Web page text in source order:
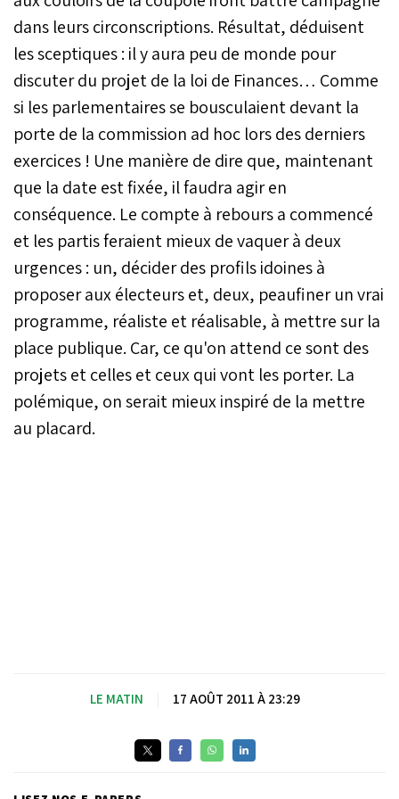
dans leurs circonscriptions. Résultat, déduisent
les sceptiques : il y aura peu de monde pour
discuter du projet de la loi de Finances… Comme
si les parlementaires se bousculaient devant la
porte de la commission ad hoc lors des derniers
exercices ! Une manière de dire que, maintenant
que la date est fixée, il faudra agir en
conséquence. Le compte à rebours a commencé
et les partis feraient mieux de vaquer à deux
urgences : un, décider des profils idoines à
proposer aux électeurs et, deux, peaufiner un vrai
programme, réaliste et réalisable, à mettre sur la
place publique. Car, ce qu'on attend ce sont des
projets et celles et ceux qui vont les porter. La
polémique, on serait mieux inspiré de la mettre
au placard.
LE MATIN 17 AOÛT 2011 À 23:29